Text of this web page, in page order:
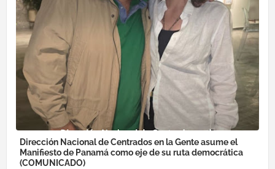
Dirección Nacional de Centrados en la Gente asume el
Manifiesto de Panamá como eje de su ruta democrática
(COMUNICADO)